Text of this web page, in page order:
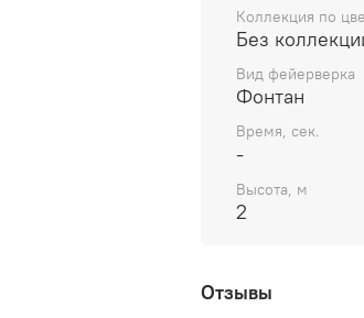
Коллекция по
Без
Вид фейерверка
Фонтан
Время, сек.
-
Высота, м
2
Отзывы